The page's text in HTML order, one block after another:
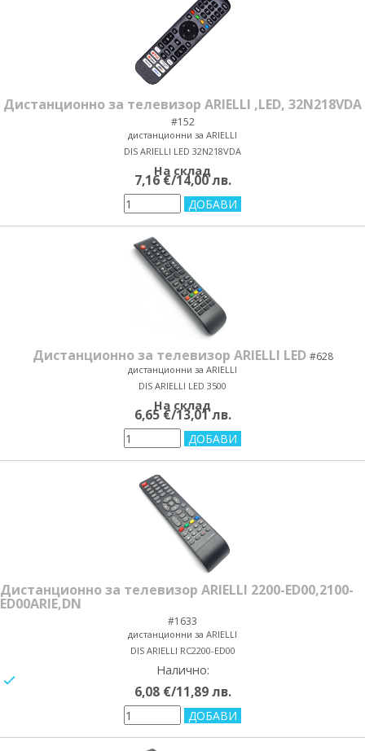
Дистанционно за телевизор ARIELLI ,LED, 32N218VDA
#152
дистанционни за ARIELLI
DIS ARIELLI LED 32N218VDA
На склад
7,16 €/14,00 лв.
Дистанционно за телевизор ARIELLI LED #628
дистанционни за ARIELLI
DIS ARIELLI LED 3500
На склад
6,65 €/13,01 лв.
Дистанционно за телевизор ARIELLI 2200-ED00,2100-
ED00ARIE,DN
#1633
дистанционни за ARIELLI
DIS ARIELLI RC2200-ED00
Налично:
6,08 €/11,89 лв.